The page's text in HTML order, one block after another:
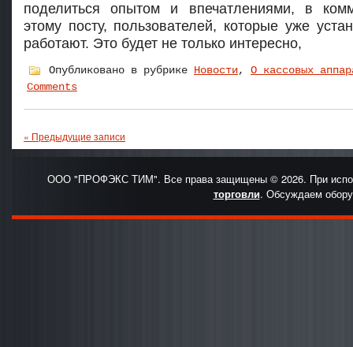
поделиться опытом и впечатлениями, в
этому посту, пользователей, которые уже
работают. Это будет не только интересно,
Опубликовано в рубрике Новости, О кассовых
Comments
« Предыдущие записи
ООО "ПРОФЭКС ТИМ". Все права защищены © 2026. При
торговли. Обсуждаем